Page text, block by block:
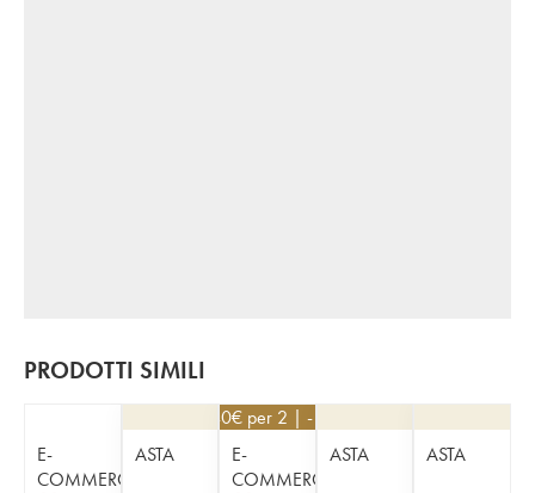
PRODOTTI SIMILI
E-
COMMERCE
ASTA
68,40€ per 2 | - 10%
E-
COMMERCE
ASTA ASTA